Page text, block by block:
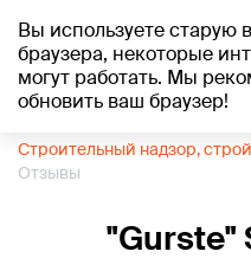
Вы используете старую
браузера, некоторые
могут работать. Мы
обновить ваш браузер!
+18°C
Строительный надзор,
Отзывы
"Gurste"